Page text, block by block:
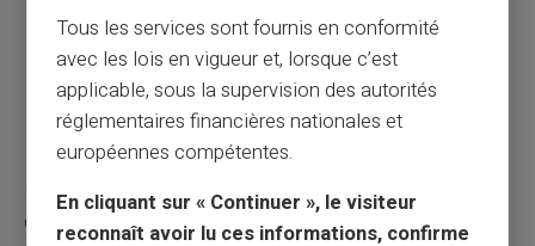
proposées par votre banque
Signaler immédiatement tout message suspect
aux organismes dédiés
Mettre en place des contrôles internes pour les
entreprises
La vérification systématique constitue votre meilleure
défense. Face à toute demande inhabituelle, prenez le
Tous les services sont fournis en conformité
avec les lois en vigueur et, lorsque c’est
applicable, sous la supervision des autorités
réglementaires financières nationales et
européennes compétentes.
En cliquant sur « Continuer », le visiteur
reconnaît avoir lu ces informations, confirme